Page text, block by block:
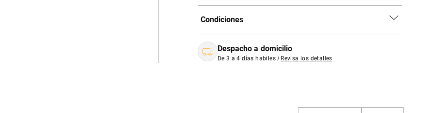
Condiciones
Despacho a domicilio
De 3 a 4 días habiles | Revisa los detalles